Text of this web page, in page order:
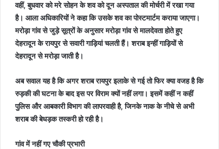
वहीं, बुधवार को मरे सोहन के शव को दून अस्पताल की मोर्चरी में रखा गया
है। आला अधिकारियों ने कहा कि उसके शव का पोस्टमार्टम कराया जाएगा।
मरोड़ा गांव से जुड़े सूत्रों के अनुसार मरोड़ा गांव से मालदेवता होते हुए
देहरादून के रायपुर से सवारी गाड़ियां चलती हैं। शराब इन्हीं गाड़ियों से
देहरादून से मरोड़ा जाती है।
अब सवाल यह है कि अगर शराब रायपुर इलाके से गई तो फिर क्या वजह है कि
रुड़की की घटना के बाद इस पर विराम क्यों नहीं लगा। इसमें कहीं न कहीं
पुलिस और आबकारी विभाग की लापरवाही है, जिनके नाक के नीचे से अभी
शराब की बेधड़क तस्करी हो रही है।
गांव में नहीं गए चौकी प्रभारी